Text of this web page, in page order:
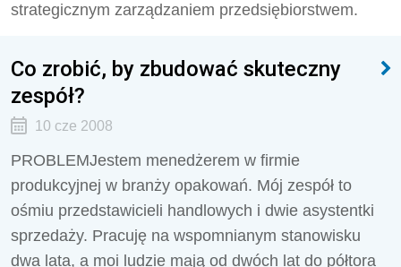
strategicznym zarządzaniem przedsiębiorstwem.
Co zrobić, by zbudować skuteczny
zespół?
10 cze 2008
PROBLEMJestem menedżerem w firmie
produkcyjnej w branży opakowań. Mój zespół to
ośmiu przedstawicieli handlowych i dwie asystentki
sprzedaży. Pracuję na wspomnianym stanowisku
dwa lata, a moi ludzie mają od dwóch lat do półtora